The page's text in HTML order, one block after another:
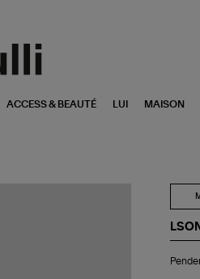
ACCESS & BEAUTÉ LUI MAISON
Les